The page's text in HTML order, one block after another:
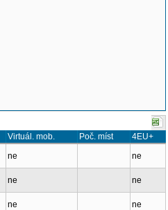
Virtuál. mob. Poč. míst
4EU+
ne ne
ne ne
ne ne